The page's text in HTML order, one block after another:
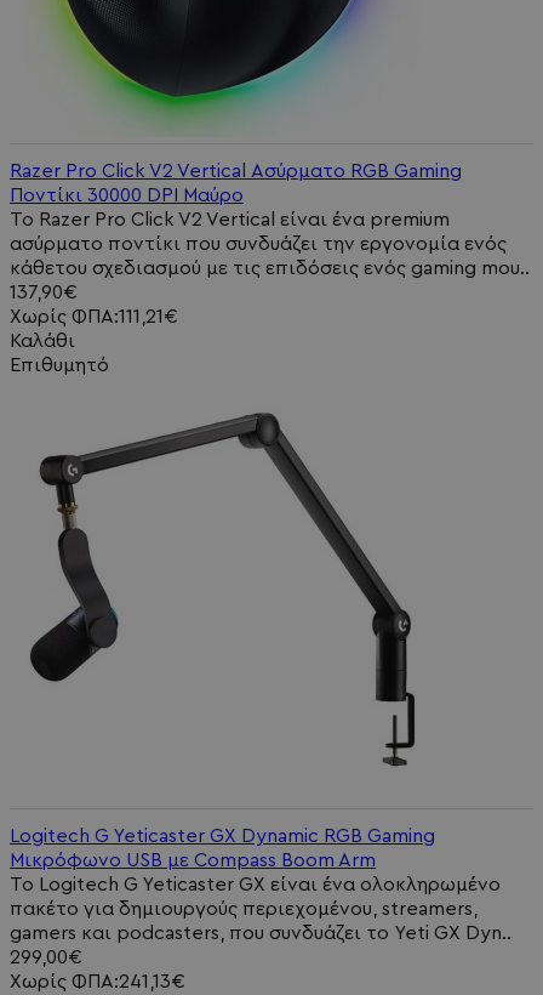
Razer Pro Click V2 Vertical Ασύρματο RGB Gaming
Ποντίκι 30000 DPI Μαύρο
Το Razer Pro Click V2 Vertical είναι ένα premium
ασύρματο ποντίκι που συνδυάζει την εργονομία ενός
κάθετου σχεδιασμού με τις επιδόσεις ενός gaming mou..
137,90€
Χωρίς ΦΠΑ:111,21€
Καλάθι
Επιθυμητό
Logitech G Yeticaster GX Dynamic RGB Gaming
Μικρόφωνο USB με Compass Boom Arm
Το Logitech G Yeticaster GX είναι ένα ολοκληρωμένο
πακέτο για δημιουργούς περιεχομένου, streamers,
gamers και podcasters, που συνδυάζει το Yeti GX Dyn..
299,00€
Χωρίς ΦΠΑ:241,13€